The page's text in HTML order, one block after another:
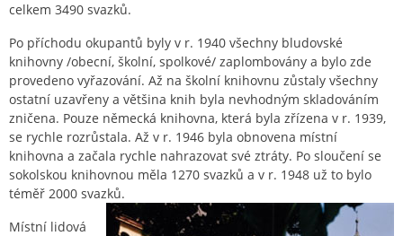
celkem 3490 svazků.
Po příchodu okupantů byly v r. 1940 všechny bludovské
knihovny /obecní, školní, spolkové/ zaplombovány a bylo zde
provedeno vyřazování. Až na školní knihovnu zůstaly všechny
ostatní uzavřeny a většina knih byla nevhodným skladováním
zničena. Pouze německá knihovna, která byla zřízena v r. 1939,
se rychle rozrůstala. Až v r. 1946 byla obnovena místní
knihovna a začala rychle nahrazovat své ztráty. Po sloučení se
sokolskou knihovnou měla 1270 svazků a v r. 1948 už to bylo
téměř 2000 svazků.
Místní lidová